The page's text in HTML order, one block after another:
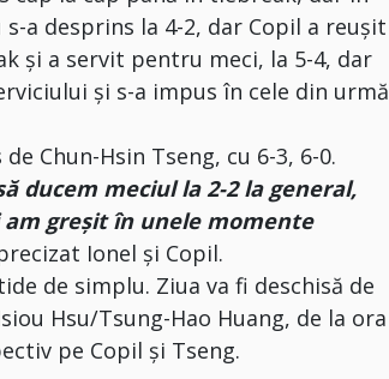
a desprins la 4-2, dar Copil a reuşit
şi a servit pentru meci, la 5-4, dar
şi s-a impus în cele din urmă
Chun-Hsin Tseng, cu 6-3, 6-0.
ducem meciul la 2-2 la general,
greșit în unele momente
Ionel și Copil.
de simplu. Ziua va fi deschisă de
Hsu/Tsung-Hao Huang, de la ora
pe Copil şi Tseng.